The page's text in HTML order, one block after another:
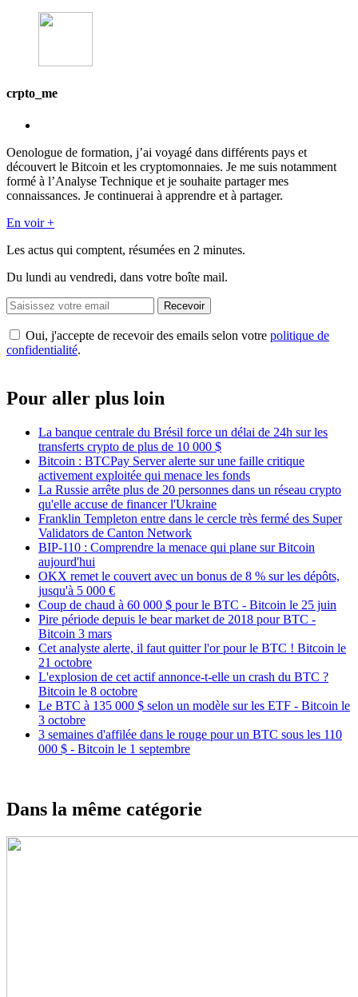
crpto_me
Oenologue de formation, j’ai voyagé dans différents pays et
découvert le Bitcoin et les cryptomonnaies. Je me suis notamment
formé à l’Analyse Technique et je souhaite partager mes
connaissances. Je continuerai à apprendre et à partager.
En voir +
Les actus qui comptent, résumées en 2 minutes.
Du lundi au vendredi, dans votre boîte mail.
Recevoir
Oui, j'accepte de recevoir des emails selon votre politique de
confidentialité.
Pour aller plus loin
La banque centrale du Brésil force un délai de 24h sur les
transferts crypto de plus de 10 000 $
Bitcoin : BTCPay Server alerte sur une faille critique
activement exploitée qui menace les fonds
La Russie arrête plus de 20 personnes dans un réseau crypto
qu'elle accuse de financer l'Ukraine
Franklin Templeton entre dans le cercle très fermé des Super
Validators de Canton Network
BIP-110 : Comprendre la menace qui plane sur Bitcoin
aujourd'hui
OKX remet le couvert avec un bonus de 8 % sur les dépôts,
jusqu'à 5 000 €
Coup de chaud à 60 000 $ pour le BTC - Bitcoin le 25 juin
Pire période depuis le bear market de 2018 pour BTC -
Bitcoin 3 mars
Cet analyste alerte, il faut quitter l'or pour le BTC ! Bitcoin le
21 octobre
L'explosion de cet actif annonce-t-elle un crash du BTC ?
Bitcoin le 8 octobre
Le BTC à 135 000 $ selon un modèle sur les ETF - Bitcoin le
3 octobre
3 semaines d'affilée dans le rouge pour un BTC sous les 110
000 $ - Bitcoin le 1 septembre
Dans la même catégorie